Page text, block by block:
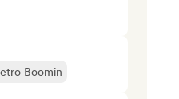
Boomin